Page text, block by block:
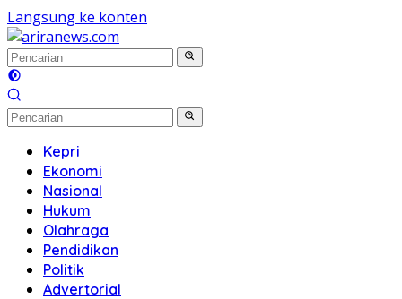
Langsung ke konten
Kepri
Ekonomi
Nasional
Hukum
Olahraga
Pendidikan
Politik
Advertorial